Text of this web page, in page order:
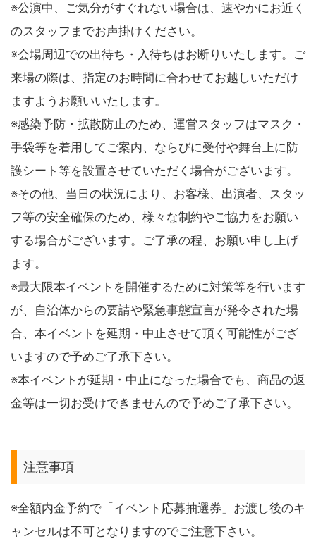
※公演中、ご気分がすぐれない場合は、速やかにお近く
のスタッフまでお声掛けください。
※会場周辺での出待ち・入待ちはお断りいたします。ご
来場の際は、指定のお時間に合わせてお越しいただけ
ますようお願いいたします。
※感染予防・拡散防止のため、運営スタッフはマスク・
手袋等を着用してご案内、ならびに受付や舞台上に防
護シート等を設置させていただく場合がございます。
※その他、当日の状況により、お客様、出演者、スタッ
フ等の安全確保のため、様々な制約やご協力をお願い
する場合がございます。ご了承の程、お願い申し上げ
ます。
※最大限本イベントを開催するために対策等を行います
が、自治体からの要請や緊急事態宣言が発令された場
合、本イベントを延期・中止させて頂く可能性がござ
いますので予めご了承下さい。
※本イベントが延期・中止になった場合でも、商品の返
金等は一切お受けできませんので予めご了承下さい。
注意事項
※全額内金予約で「イベント応募抽選券」お渡し後のキ
ャンセルは不可となりますのでご注意下さい。